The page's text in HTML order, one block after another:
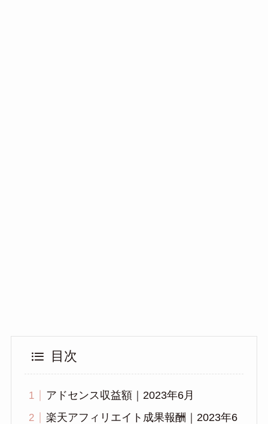
目次
アドセンス収益額｜2023年6月
楽天アフィリエイト成果報酬｜2023年6